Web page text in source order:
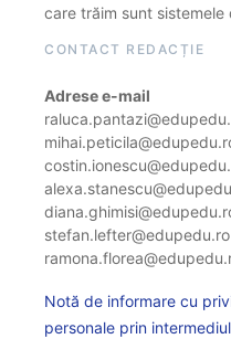
care trăim sunt
CONTACT REDACȚIE
Adrese e-mail
stefan.lefter@edupedu.ro
Notă de informare cu
personale prin